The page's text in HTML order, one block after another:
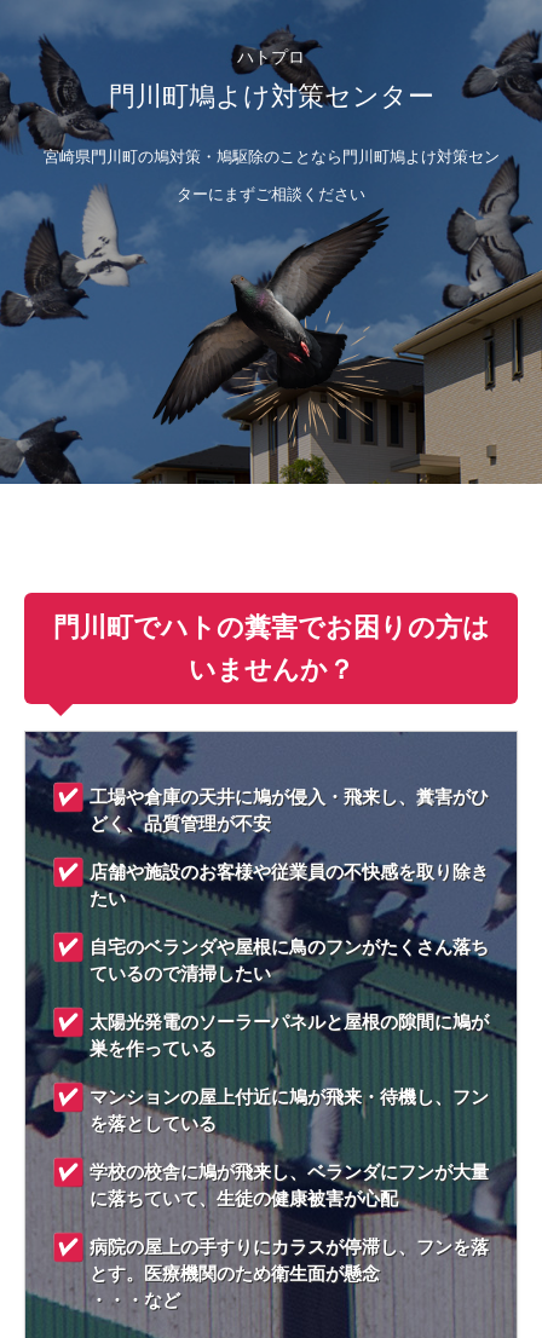
ハトプロ
門川町鳩よけ対策センター
宮崎県門川町の鳩対策・鳩駆除のことなら門川町鳩よけ対策セン
ターにまずご相談ください
門川町でハトの糞害でお困りの方は
いませんか？
工場や倉庫の天井に鳩が侵入・飛来し、糞害がひ
どく、品質管理が不安
店舗や施設のお客様や従業員の不快感を取り除き
たい
自宅のベランダや屋根に鳥のフンがたくさん落ち
ているので清掃したい
太陽光発電のソーラーパネルと屋根の隙間に鳩が
巣を作っている
マンションの屋上付近に鳩が飛来・待機し、フン
を落としている
学校の校舎に鳩が飛来し、ベランダにフンが大量
に落ちていて、生徒の健康被害が心配
病院の屋上の手すりにカラスが停滞し、フンを落
とす。医療機関のため衛生面が懸念
・・・など